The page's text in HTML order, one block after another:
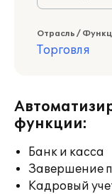
Отрасль /
Торговля
функции:
Банк и касса
Завершение
Кадровый